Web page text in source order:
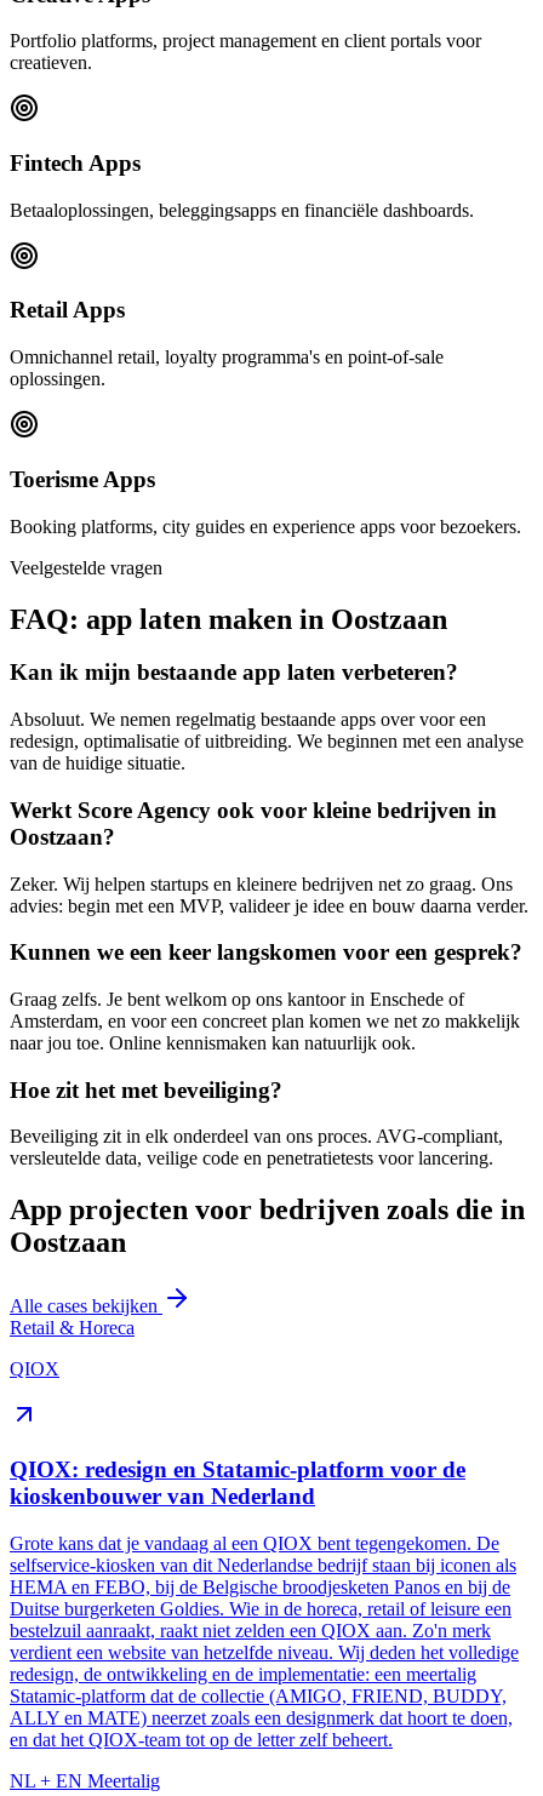
Portfolio platforms, project management en client portals voor
creatieven.
Fintech Apps
Betaaloplossingen, beleggingsapps en financiële dashboards.
Retail Apps
Omnichannel retail, loyalty programma's en point-of-sale
oplossingen.
Toerisme Apps
Booking platforms, city guides en experience apps voor bezoekers.
Veelgestelde vragen
FAQ: app laten maken in Oostzaan
Kan ik mijn bestaande app laten verbeteren?
Absoluut. We nemen regelmatig bestaande apps over voor een
redesign, optimalisatie of uitbreiding. We beginnen met een analyse
van de huidige situatie.
Werkt Score Agency ook voor kleine bedrijven in
Oostzaan?
Zeker. Wij helpen startups en kleinere bedrijven net zo graag. Ons
advies: begin met een MVP, valideer je idee en bouw daarna verder.
Kunnen we een keer langskomen voor een gesprek?
Graag zelfs. Je bent welkom op ons kantoor in Enschede of
Amsterdam, en voor een concreet plan komen we net zo makkelijk
naar jou toe. Online kennismaken kan natuurlijk ook.
Hoe zit het met beveiliging?
Beveiliging zit in elk onderdeel van ons proces. AVG-compliant,
versleutelde data, veilige code en penetratietests voor lancering.
App projecten voor bedrijven zoals die in
Oostzaan
Alle cases bekijken
Retail & Horeca
QIOX
QIOX: redesign en Statamic-platform voor de
kioskenbouwer van Nederland
Grote kans dat je vandaag al een QIOX bent tegengekomen. De
selfservice-kiosken van dit Nederlandse bedrijf staan bij iconen als
HEMA en FEBO, bij de Belgische broodjesketen Panos en bij de
Duitse burgerketen Goldies. Wie in de horeca, retail of leisure een
bestelzuil aanraakt, raakt niet zelden een QIOX aan. Zo'n merk
verdient een website van hetzelfde niveau. Wij deden het volledige
redesign, de ontwikkeling en de implementatie: een meertalig
Statamic-platform dat de collectie (AMIGO, FRIEND, BUDDY,
ALLY en MATE) neerzet zoals een designmerk dat hoort te doen,
en dat het QIOX-team tot op de letter zelf beheert.
NL + EN Meertalig